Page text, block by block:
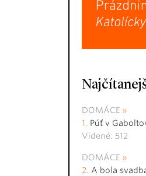
DOMÁCE
Púť v
Videné: 512
DOMÁCE
A bola